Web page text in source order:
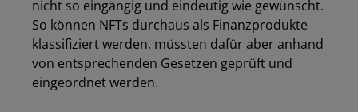
nicht so eingängig und eindeutig wie gewünscht.
So können NFTs durchaus als Finanzprodukte
klassifiziert werden, müssten dafür aber anhand
von entsprechenden Gesetzen geprüft und
eingeordnet werden.